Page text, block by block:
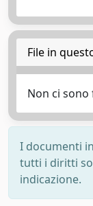
File in
Non ci
I documenti
tutti i diritti
indicazione.